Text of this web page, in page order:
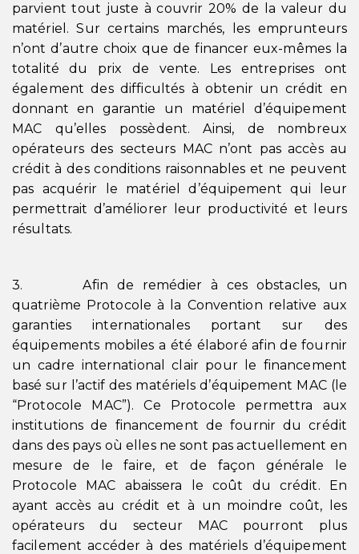
parvient tout juste à couvrir 20% de la valeur du
matériel. Sur certains marchés, les emprunteurs
n’ont d’autre choix que de financer eux-mêmes la
totalité du prix de vente. Les entreprises ont
également des difficultés à obtenir un crédit en
donnant en garantie un matériel d’équipement
MAC qu’elles possèdent. Ainsi, de nombreux
opérateurs des secteurs MAC n’ont pas accès au
crédit à des conditions raisonnables et ne peuvent
pas acquérir le matériel d’équipement qui leur
permettrait d’améliorer leur productivité et leurs
résultats.
3. Afin de remédier à ces obstacles, un
quatrième Protocole à la Convention relative aux
garanties internationales portant sur des
équipements mobiles a été élaboré afin de fournir
un cadre international clair pour le financement
basé sur l’actif des matériels d’équipement MAC (le
“Protocole MAC”). Ce Protocole permettra aux
institutions de financement de fournir du crédit
dans des pays où elles ne sont pas actuellement en
mesure de le faire, et de façon générale le
Protocole MAC abaissera le coût du crédit. En
ayant accès au crédit et à un moindre coût, les
opérateurs du secteur MAC pourront plus
facilement accéder à des matériels d’équipement